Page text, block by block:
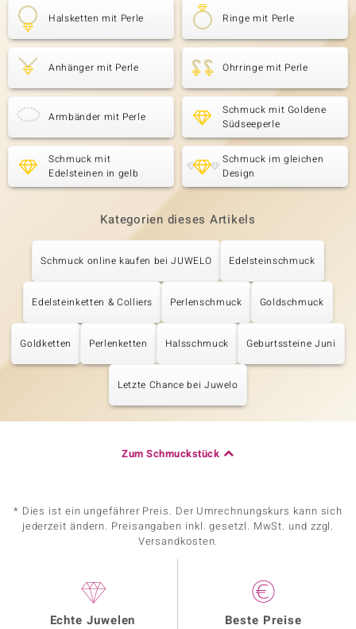
Halsketten mit Perle Ringe mit Perle
Anhänger mit Perle Ohrringe mit Perle
Armbänder mit Perle
Schmuck mit Goldene
Südseeperle
Schmuck mit
Edelsteinen in gelb
Schmuck im gleichen
Design
Kategorien dieses Artikels
Schmuck online kaufen bei JUWELO Edelsteinschmuck
Edelsteinketten & Colliers Perlenschmuck Goldschmuck
Goldketten Perlenketten Halsschmuck Geburtssteine Juni
Letzte Chance bei Juwelo
Zum Schmuckstück
* Dies ist ein ungefährer Preis. Der Umrechnungskurs kann sich
jederzeit ändern. Preisangaben inkl. gesetzl. MwSt. und zzgl.
Versandkosten.
Echte Juwelen Beste Preise